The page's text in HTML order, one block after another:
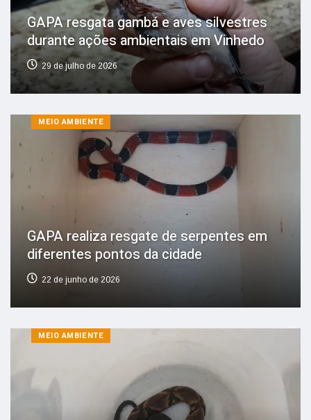
GAPA resgata gambá e aves silvestres
durante ações ambientais em Vinhedo
29 de julho de 2026
MEIO AMBIENTE
GAPA realiza resgate de serpentes em
diferentes pontos da cidade
22 de junho de 2026
MEIO AMBIENTE